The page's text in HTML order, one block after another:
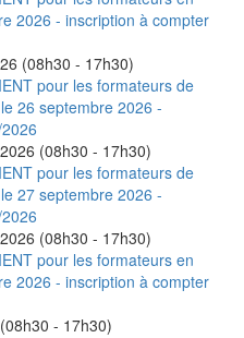
2026 - inscription à compter
(08h30 - 17h30)
pour les formateurs de
26 septembre 2026 -
(08h30 - 17h30)
pour les formateurs de
27 septembre 2026 -
(08h30 - 17h30)
pour les formateurs en
2026 - inscription à compter
- 17h30)